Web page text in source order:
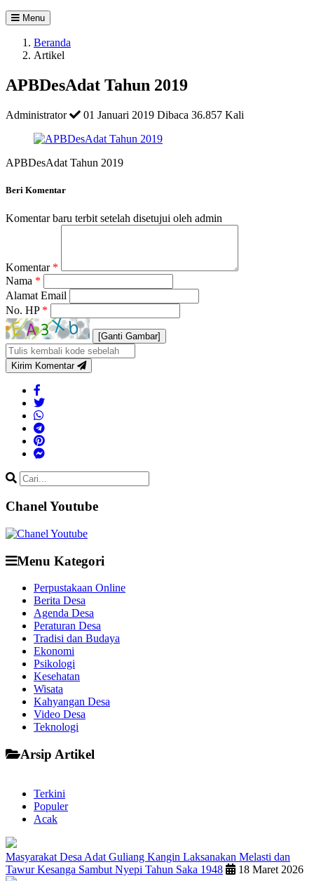
Menu
Beranda
Artikel
APBDesAdat Tahun 2019
Administrator 01 Januari 2019 Dibaca 36.857 Kali
APBDesAdat Tahun 2019
Beri Komentar
Komentar baru terbit setelah disetujui oleh admin
Komentar *
Nama *
Alamat Email
No. HP *
[Ganti Gambar]
Kirim Komentar
Chanel Youtube
Menu Kategori
Perpustakaan Online
Berita Desa
Agenda Desa
Peraturan Desa
Tradisi dan Budaya
Ekonomi
Psikologi
Kesehatan
Wisata
Kahyangan Desa
Video Desa
Teknologi
Arsip Artikel
Terkini
Populer
Acak
Masyarakat Desa Adat Guliang Kangin Laksanakan Melasti dan
Tawur Kesanga Sambut Nyepi Tahun Saka 1948
18 Maret 2026